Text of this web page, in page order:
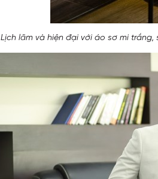
Lịch lãm và hiện đại với áo sơ mi